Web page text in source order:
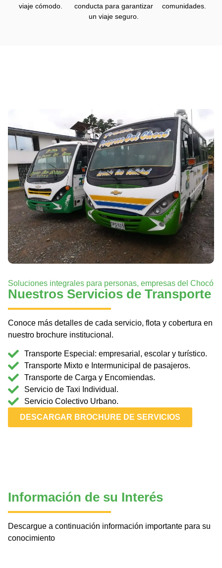
viaje cómodo.
conducta para garantizar
un viaje seguro.
comunidades.
Soluciones integrales para personas, empresas del Chocó
Nuestros Servicios de Transporte
Conoce más detalles de cada servicio, flota y cobertura en
nuestro brochure institucional.
Transporte Especial: empresarial, escolar y turístico.
Transporte Mixto e Intermunicipal de pasajeros.
Transporte de Carga y Encomiendas.
Servicio de Taxi Individual.
Servicio Colectivo Urbano.
DESCARGAR BROCHURE DE SERVICIOS
Información de su Interés
Descargue a continuación información importante para su
conocimiento